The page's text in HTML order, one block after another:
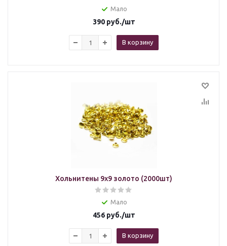
Мало
390руб./шт
В корзину
Хольнитены 9х9 золото (2000шт)
Мало
456руб./шт
В корзину